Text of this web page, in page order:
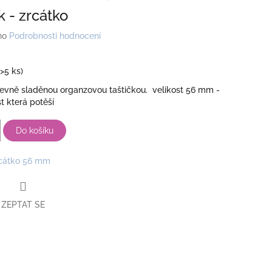
- zrcátko
Podrobnosti hodnocení
ks)
sladěnou organzovou taštičkou. velikost 56 mm -
která potěší
Do košíku
56 mm
ZEPTAT SE